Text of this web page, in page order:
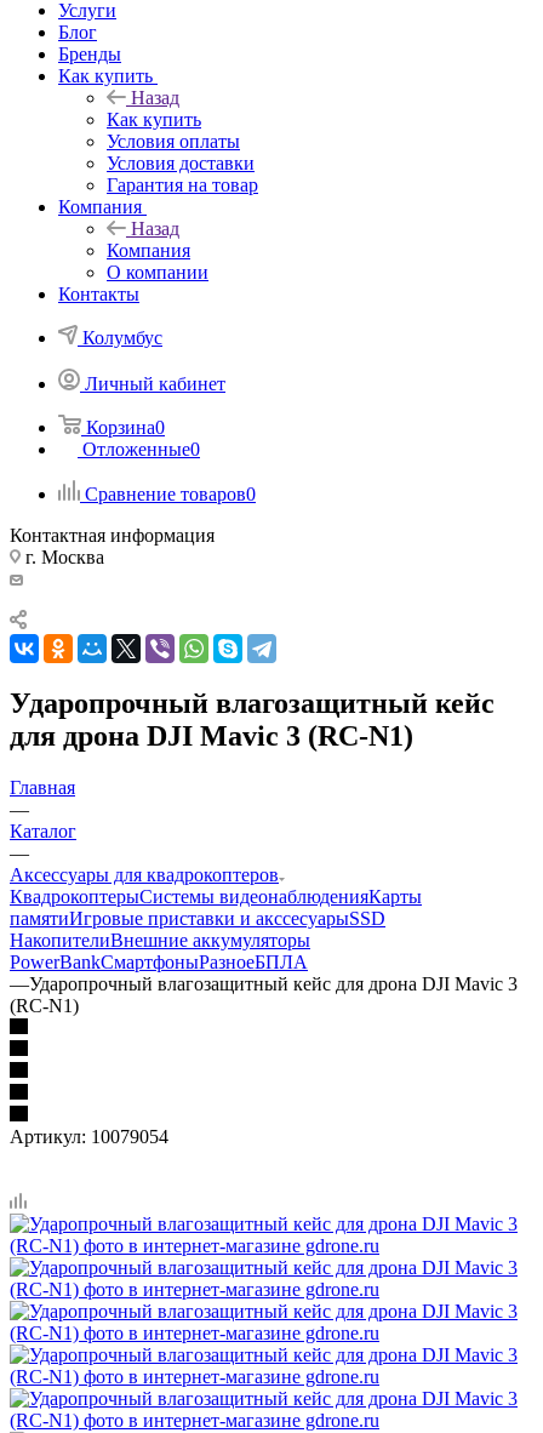
Услуги
Блог
Бренды
Как купить
Назад
Как купить
Условия оплаты
Условия доставки
Гарантия на товар
Компания
Назад
Компания
О компании
Контакты
Колумбус
Личный кабинет
Корзина0
Отложенные0
Сравнение товаров0
Контактная информация
г. Москва
Ударопрочный влагозащитный кейс
для дрона DJI Mavic 3 (RC-N1)
Главная
—
Каталог
—
Аксессуары для квадрокоптеров
КвадрокоптерыСистемы видеонаблюденияКарты
памятиИгровые приставки и акссесуарыSSD
НакопителиВнешние аккумуляторы
PowerBankСмартфоныРазноеБПЛА
—Ударопрочный влагозащитный кейс для дрона DJI Mavic 3
(RC-N1)
Артикул: 10079054